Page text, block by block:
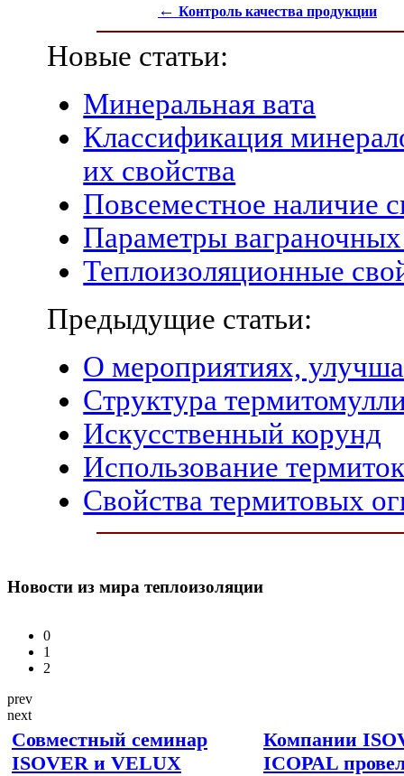
← Контроль качества продукции
Новые статьи:
Минеральная вата
Классификация
их свойства
Повсеместное наличие
Параметры
Теплоизоляционные
Предыдущие статьи:
О мероприятиях,
Структура
Искусственный корунд
Использование
Свойства термитовых
Новости из мира теплоизоляции
0
1
2
prev
next
Совместный семинар
ISOVER и VELUX
Компании
ICOPAL